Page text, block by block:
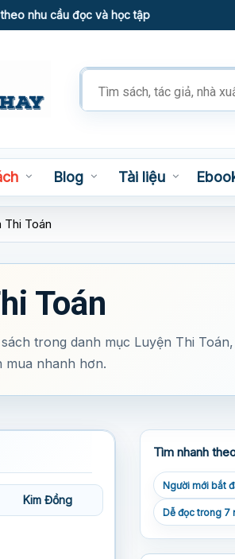
nhu cầu đọc và học tập
Tìm
kiếm
phẩm
Blog Tài liệu
Thi Toán
Toán
trong danh mục Luyện Thi
mua nhanh hơn.
Kim Đồng
Tìm nhanh
Người mới bắt
Dễ đọc trong 7